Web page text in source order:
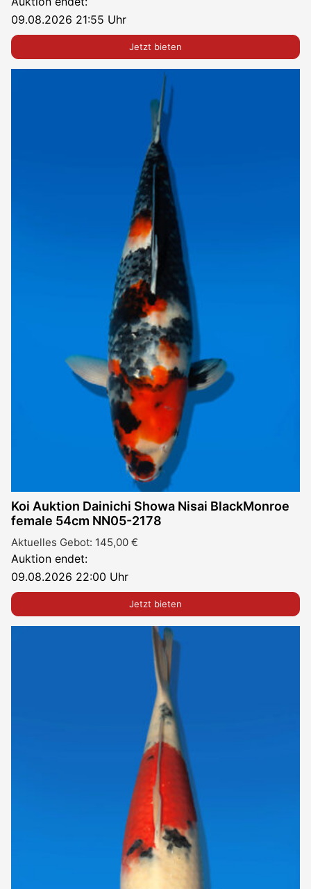
09.08.2026 21:55 Uhr
Jetzt bieten
Koi Auktion Dainichi Showa Nisai BlackMonroe
female 54cm NN05-2178
Aktuelles Gebot: 145,00 €
Auktion endet:
09.08.2026 22:00 Uhr
Jetzt bieten